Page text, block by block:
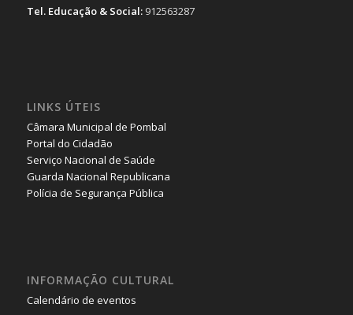
Tel. Educação & Social: 912563287
LINKS ÚTEIS
Câmara Municipal de Pombal
Portal do Cidadão
Serviço Nacional de Saúde
Guarda Nacional Republicana
Polícia de Segurança Pública
INFORMAÇÃO CULTURAL
Calendário de eventos